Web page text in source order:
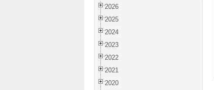
2026
2025
2024
2023
2022
2021
2020